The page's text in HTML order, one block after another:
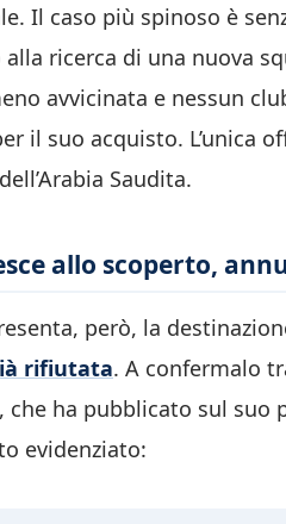
Il caso più spinoso è
ricerca di una nuova
avvicinata e nessun
il suo acquisto. L’unica
Saudita.
allo scoperto,
però, la
rifiutata. A confermalo
, che ha pubblicato sul suo
evidenziato: